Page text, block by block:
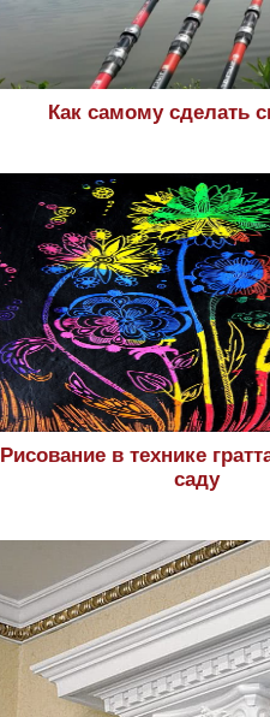
Как самому сделать
Рисование в технике
саду